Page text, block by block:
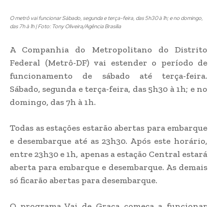
O metrô vai funcionar Sábado, segunda e terça-feira, das 5h30 à 1h; e no domingo,
das 7h à 1h | Foto: Tony Oliveira/Agência Brasília
A Companhia do Metropolitano do Distrito
Federal (Metrô-DF) vai estender o período de
funcionamento de sábado até terça-feira.
Sábado, segunda e terça-feira, das 5h30 à 1h; e no
domingo, das 7h à 1h.
Todas as estações estarão abertas para embarque
e desembarque até as 23h30. Após este horário,
entre 23h30 e 1h, apenas a estação Central estará
aberta para embarque e desembarque. As demais
só ficarão abertas para desembarque.